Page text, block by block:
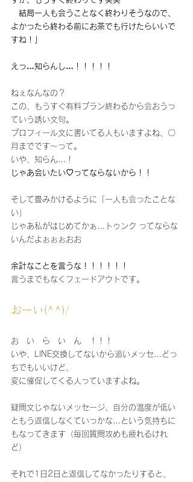
結局一人も会うことなく終わりそうなので、
よかったら終わる前にお茶でも行けたらいいで
すね！」
えっ…知らんし…！！！！！
ねぇなんなの？
この、もうすぐ有料プラン終わるから会おうっ
ていう誘い文句。
プロフィール文に書いてる人もいますよね、〇
月までです～って。
いや、知らん…！
じゃあ会いたい♡ってならないから！！
そして畳みかけるように「一人も会ったことな
い」
じゃあ私がはじめてかぁ…トゥンク ってならな
いんだよぉぉぉおお
余計なことを言うな！！！！！！
言うまでもなくフェードアウトです。
おーい(^^)/
お　い　ら　い　ん　！！！
いや、LINE交換してないから追いメッセ…どっ
ちでもいいけど、
変に催促してくる人っていますよね。
疑問文じゃないメッセージ、自分の温度が低い
ともう返信しなくていっかな…という気持ちに
もなってきます（毎回質問攻めも疲れるけれ
ど）
それで1日2日と返信してなかったりすると、